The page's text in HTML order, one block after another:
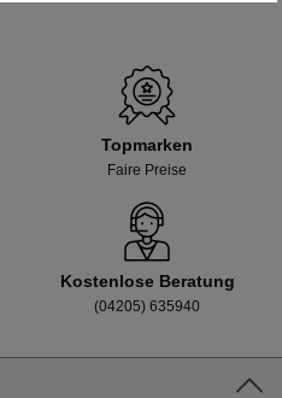
Topmarken
Faire Preise
Kostenlose Beratung
(04205) 635940